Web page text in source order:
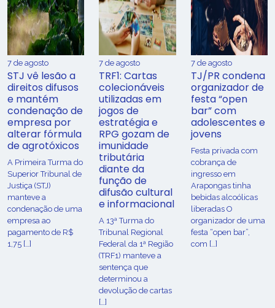
7 de agosto
STJ vê lesão a
direitos difusos
e mantém
condenação de
empresa por
alterar fórmula
de agrotóxicos
​A Primeira Turma do
Superior Tribunal de
Justiça (STJ)
manteve a
condenação de uma
empresa ao
pagamento de R$
1,75 […]
7 de agosto
TRF1: Cartas
colecionáveis
utilizadas em
jogos de
estratégia e
RPG gozam de
imunidade
tributária
diante da
função de
difusão cultural
e informacional
A 13ª Turma do
Tribunal Regional
Federal da 1ª Região
(TRF1) manteve a
sentença que
determinou a
devolução de cartas
[…]
7 de agosto
TJ/PR condena
organizador de
festa “open
bar” com
adolescentes e
jovens
Festa privada com
cobrança de
ingresso em
Arapongas tinha
bebidas alcoólicas
liberadas O
organizador de uma
festa “open bar”,
com […]